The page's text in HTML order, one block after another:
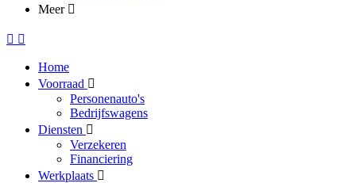
Meer
Home
Voorraad
Personenauto's
Bedrijfswagens
Diensten
Verzekeren
Financiering
Werkplaats